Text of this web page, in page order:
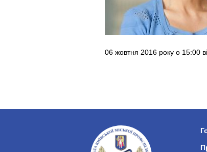
06 жовтня 2016 року о 15:00